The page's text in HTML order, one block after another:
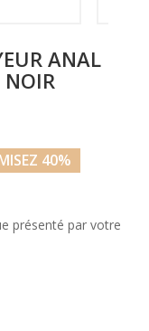
ANAL
40%
présenté par votre